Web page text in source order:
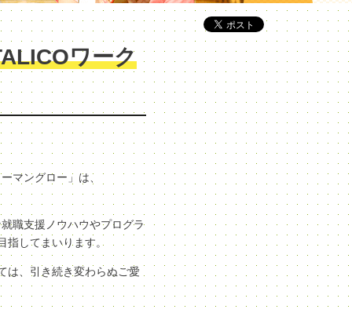
ワーク
マングロー」は、
職支援ノウハウやプログラ
指してまいります。
は、引き続き変わらぬご愛